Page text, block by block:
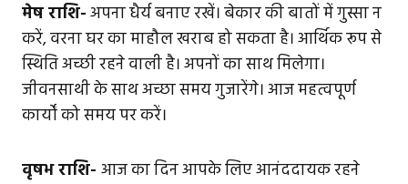
मेष राशि-अपना धैर्य बनाए रखें। बेकार की बातों में गुस्सा न
करें, वरना घर का माहौल खराब हो सकता है। आर्थिक रूप से
स्थिति अच्छी रहने वाली है। अपनों का साथ मिलेगा।
जीवनसाथी के साथ अच्छा समय गुजारेंगे। आज महत्वपूर्ण
कार्यों को समय पर करें।
वृषभ राशि- आज का दिन आपके लिए आनंददायक रहने